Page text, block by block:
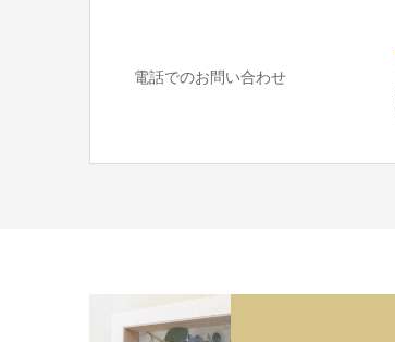
電話でのお問い合わせ